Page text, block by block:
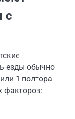
с
езды обычно
1 полтора
факторов: